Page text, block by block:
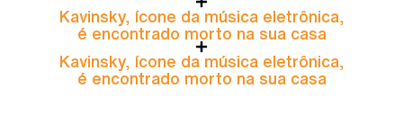
Kavinsky, ícone da música eletrônica,
é encontrado morto na sua casa
Kavinsky, ícone da música eletrônica,
é encontrado morto na sua casa